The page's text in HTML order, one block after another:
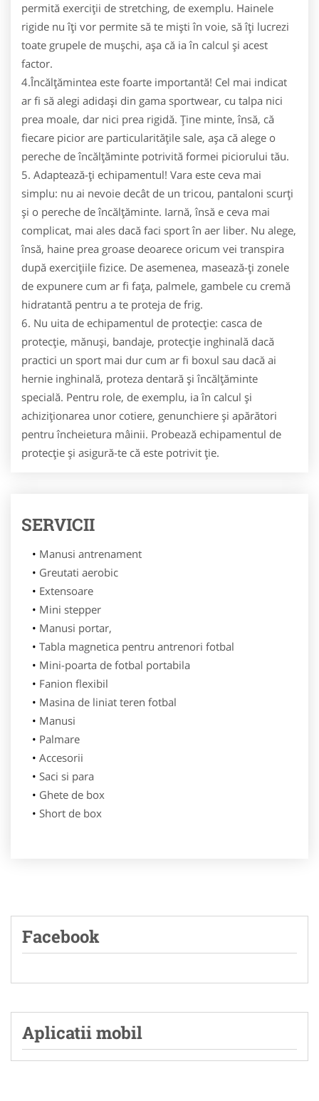
permită exerciţii de stretching, de exemplu. Hainele
rigide nu îţi vor permite să te mişti în voie, să îţi lucrezi
toate grupele de muşchi, aşa că ia în calcul şi acest
factor.
4.Încălţămintea este foarte importantă! Cel mai indicat
ar fi să alegi adidaşi din gama sportwear, cu talpa nici
prea moale, dar nici prea rigidă. Ţine minte, însă, că
fiecare picior are particularităţile sale, aşa că alege o
pereche de încălţăminte potrivită formei piciorului tău.
5. Adaptează-ţi echipamentul! Vara este ceva mai
simplu: nu ai nevoie decât de un tricou, pantaloni scurţi
şi o pereche de încălţăminte. Iarnă, însă e ceva mai
complicat, mai ales dacă faci sport în aer liber. Nu alege,
însă, haine prea groase deoarece oricum vei transpira
după exerciţiile fizice. De asemenea, masează-ţi zonele
de expunere cum ar fi faţa, palmele, gambele cu cremă
hidratantă pentru a te proteja de frig.
6. Nu uita de echipamentul de protecţie: casca de
protecţie, mănuşi, bandaje, protecţie inghinală dacă
practici un sport mai dur cum ar fi boxul sau dacă ai
hernie inghinală, proteza dentară şi încălţăminte
specială. Pentru role, de exemplu, ia în calcul şi
achiziţionarea unor cotiere, genunchiere şi apărători
pentru încheietura mâinii. Probează echipamentul de
protecţie şi asigură-te că este potrivit ţie.
SERVICII
Manusi antrenament
Greutati aerobic
Extensoare
Mini stepper
Manusi portar,
Tabla magnetica pentru antrenori fotbal
Mini-poarta de fotbal portabila
Fanion flexibil
Masina de liniat teren fotbal
Manusi
Palmare
Accesorii
Saci si para
Ghete de box
Short de box
Facebook
Aplicatii mobil